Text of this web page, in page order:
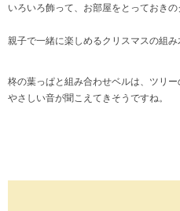
いろいろ飾って、お部屋をとっておきの
親子で一緒に楽しめるクリスマスの組み
柊の葉っぱと組み合わせベルは、ツリー
やさしい音が聞こえてきそうですね。